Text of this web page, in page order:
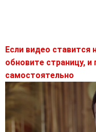
Если видео ставится
обновите страницу,
самостоятельно